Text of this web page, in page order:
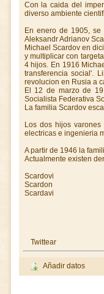
Con la caida del
diverso ambiente
En enero de 1905,
Aleksandr Adrianov
Michael Scardov en
y multiplicar con
4 hijos. En 1916
transferencia social'.
revolucion en Rusia a
El 12 de marzo de
Socialista Federativa
La familia Scardov
Los dos hijos
electricas e ingenieria
A partir de 1946 la
Actualmente existen
Scardovi
Scardon
Scardavi
Twittear
Añadir datos